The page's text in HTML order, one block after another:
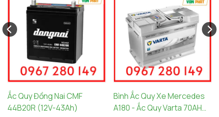
Ắc Quy Đồng Nai CMF
44B20R (12V-43Ah)
Bình Ắc Quy Xe Mercedes
A180 - Ắc Quy Varta 70AH